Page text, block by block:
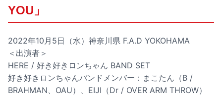
YOU」
2022年10月5日（水）神奈川県 F.A.D YOKOHAMA
＜出演者＞
HERE / 好き好きロンちゃん BAND SET
好き好きロンちゃんバンドメンバー：まこたん（B /
BRAHMAN、OAU）、EIJI（Dr / OVER ARM THROW）